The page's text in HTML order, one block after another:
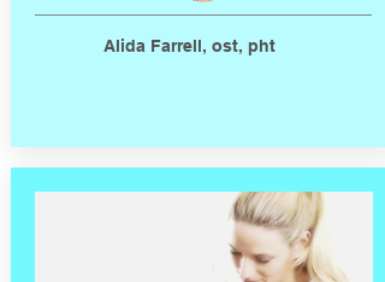
Alida Farrell, ost, pht